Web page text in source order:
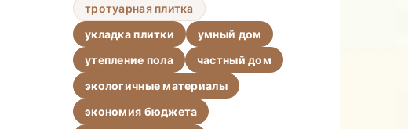
тротуарная плитка
укладка плитки
умный дом
утепление пола
частный дом
экологичные материалы
экономия бюджета